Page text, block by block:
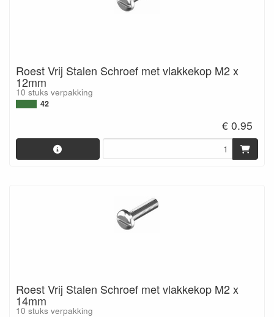
Roest Vrij Stalen Schroef met vlakkekop M2 x
12mm
10 stuks verpakking
42
€ 0.95
Roest Vrij Stalen Schroef met vlakkekop M2 x
14mm
10 stuks verpakking